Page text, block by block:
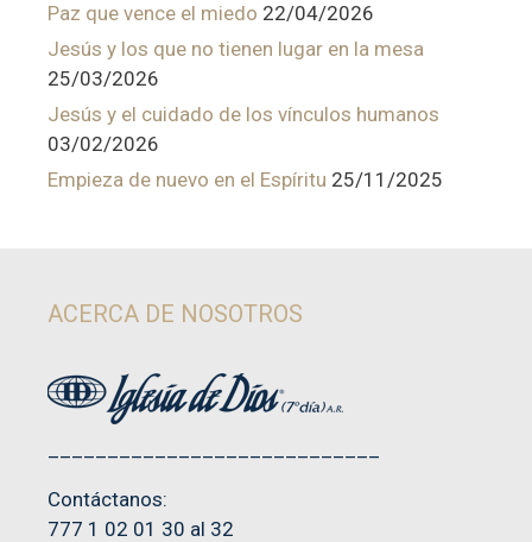
Paz que vence el miedo 22/04/2026
Jesús y los que no tienen lugar en la mesa
25/03/2026
Jesús y el cuidado de los vínculos humanos
03/02/2026
Empieza de nuevo en el Espíritu 25/11/2025
ACERCA DE NOSOTROS
Contáctanos:
777 1 02 01 30 al 32